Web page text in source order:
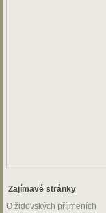
Zajímavé stránky
O židovských příjmeních